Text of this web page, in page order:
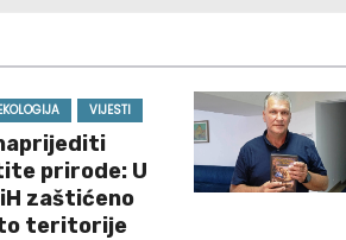
VIJESTI
prirode: U
zaštićeno
teritorije